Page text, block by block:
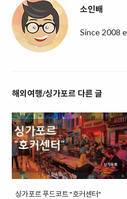
소인배
Since 2008
해외여행/싱가포르 다른 글
싱가포르 푸드코트 "호커센터"